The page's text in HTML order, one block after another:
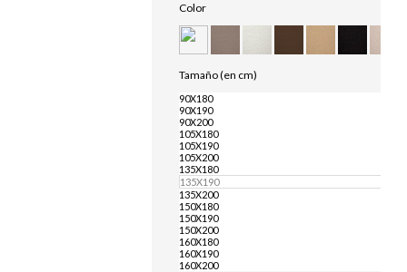
Color
Tamaño (en cm)
90X180
90X190
90X200
105X180
105X190
105X200
135X180
135X190
135X200
150X180
150X190
150X200
160X180
160X190
160X200